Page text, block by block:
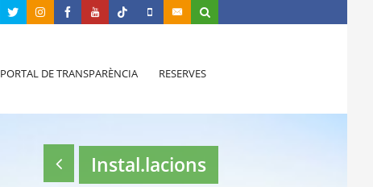
PORTAL DE TRANSPARÈNCIA RESERVES
Instal.lacions